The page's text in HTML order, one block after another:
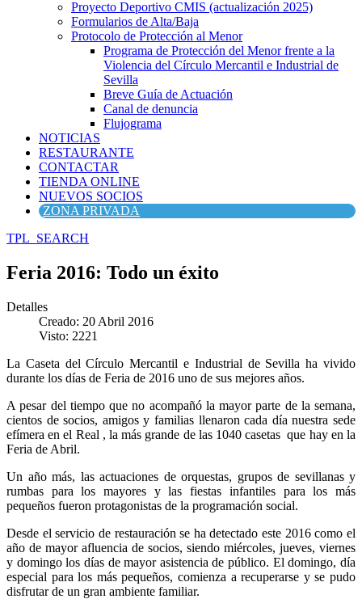
Proyecto Deportivo CMIS (actualización 2025)
Formularios de Alta/Baja
Protocolo de Protección al Menor
Programa de Protección del Menor frente a la
Violencia del Círculo Mercantil e Industrial de
Sevilla
Breve Guía de Actuación
Canal de denuncia
Flujograma
NOTICIAS
RESTAURANTE
CONTACTAR
TIENDA ONLINE
NUEVOS SOCIOS
ZONA PRIVADA
TPL_SEARCH
Feria 2016: Todo un éxito
Detalles
Creado: 20 Abril 2016
Visto: 2221
La Caseta del Círculo Mercantil e Industrial de Sevilla ha vivido
durante los días de Feria de 2016 uno de sus mejores años.
A pesar del tiempo que no acompañó la mayor parte de la semana,
cientos de socios, amigos y familias llenaron cada día nuestra sede
efímera en el Real , la más grande de las 1040 casetas que hay en la
Feria de Abril.
Un año más, las actuaciones de orquestas, grupos de sevillanas y
rumbas para los mayores y las fiestas infantiles para los más
pequeños fueron protagonistas de la programación social.
Desde el servicio de restauración se ha detectado este 2016 como el
año de mayor afluencia de socios, siendo miércoles, jueves, viernes
y domingo los días de mayor asistencia de público. El domingo, día
especial para los más pequeños, comienza a recuperarse y se pudo
disfrutar de un gran ambiente familiar.